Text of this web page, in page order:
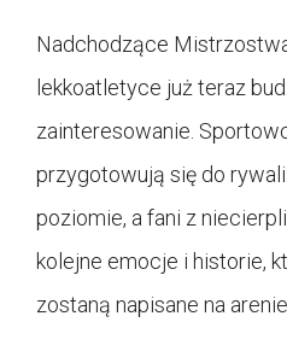
Nadchodzące
lekkoatletyce już teraz
zainteresowanie.
przygotowują się do
poziomie, a fani z
kolejne emocje i historie,
zostaną napisane na